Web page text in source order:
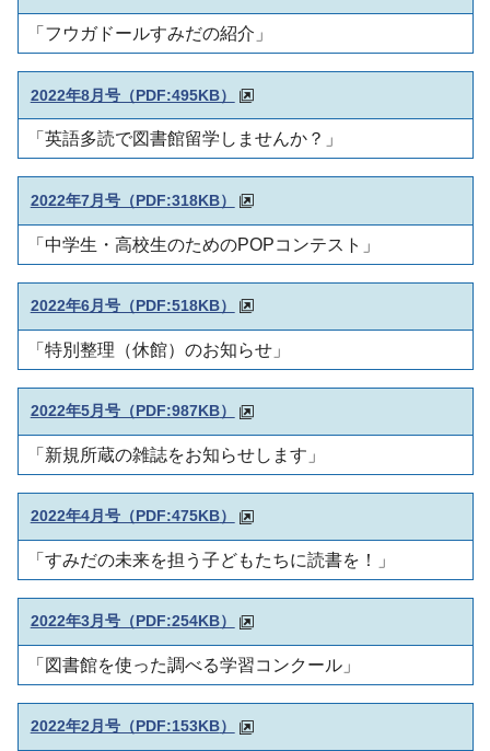
「フウガドールすみだの紹介」
2022年8月号（PDF:495KB）
「英語多読で図書館留学しませんか？」
2022年7月号（PDF:318KB）
「中学生・高校生のためのPOPコンテスト」
2022年6月号（PDF:518KB）
「特別整理（休館）のお知らせ」
2022年5月号（PDF:987KB）
「新規所蔵の雑誌をお知らせします」
2022年4月号（PDF:475KB）
「すみだの未来を担う子どもたちに読書を！」
2022年3月号（PDF:254KB）
「図書館を使った調べる学習コンクール」
2022年2月号（PDF:153KB）